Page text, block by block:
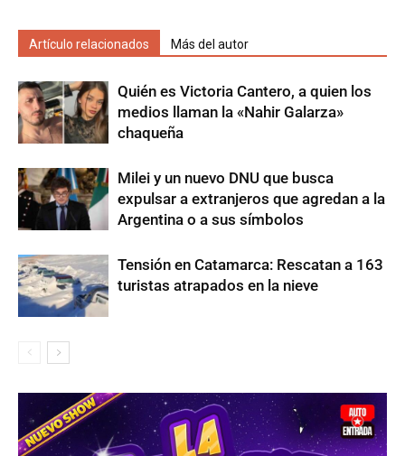
Artículo relacionados Más del autor
Quién es Victoria Cantero, a quien los
medios llaman la «Nahir Galarza»
chaqueña
Milei y un nuevo DNU que busca
expulsar a extranjeros que agredan a la
Argentina o a sus símbolos
Tensión en Catamarca: Rescatan a 163
turistas atrapados en la nieve